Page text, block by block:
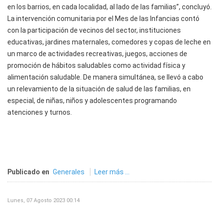
en los barrios, en cada localidad, al lado de las familias”, concluyó.
La intervención comunitaria por el Mes de las Infancias contó
con la participación de vecinos del sector, instituciones
educativas, jardines maternales, comedores y copas de leche en
un marco de actividades recreativas, juegos, acciones de
promoción de hábitos saludables como actividad física y
alimentación saludable. De manera simultánea, se llevó a cabo
un relevamiento de la situación de salud de las familias, en
especial, de niñas, niños y adolescentes programando
atenciones y turnos.
Publicado en Generales Leer más ...
Lunes, 07 Agosto 2023 00:14